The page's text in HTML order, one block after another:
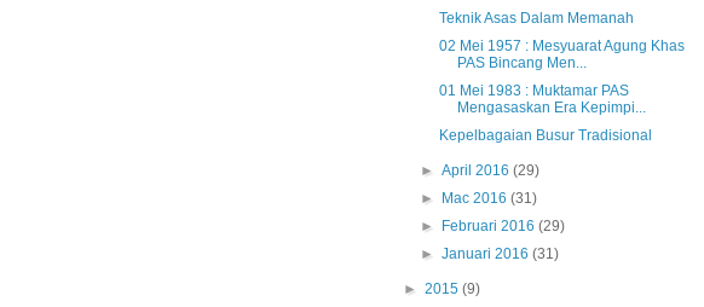
Teknik Asas Dalam Memanah
02 Mei 1957 : Mesyuarat Agung Khas
PAS Bincang Men...
01 Mei 1983 : Muktamar PAS
Mengasaskan Era Kepimpi...
Kepelbagaian Busur Tradisional
►April 2016(29)
►
Mac 2016(31)
►
Februari 2016(29)
►Januari 2016(31)
► 2015 (9)